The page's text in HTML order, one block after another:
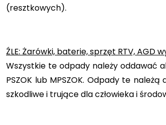
(resztkowych).
ŹLE: Żarówki, baterie, sprzęt RTV, AGD
Wszystkie te odpady należy oddawać
PSZOK lub MPSZOK. Odpady te
szkodliwe i trujące dla człowieka i